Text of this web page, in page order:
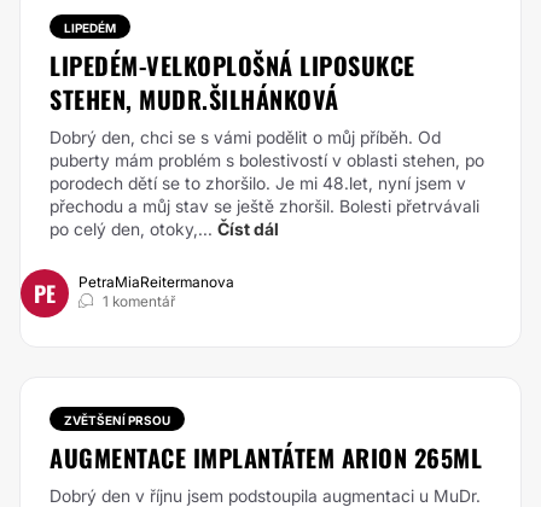
LIPEDÉM
LIPEDÉM-VELKOPLOŠNÁ LIPOSUKCE
STEHEN, MUDR.ŠILHÁNKOVÁ
Dobrý den, chci se s vámi podělit o můj příběh. Od
puberty mám problém s bolestivostí v oblasti stehen, po
porodech dětí se to zhoršilo. Je mi 48.let, nyní jsem v
přechodu a můj stav se ještě zhoršil. Bolesti přetrvávali
po celý den, otoky,... Číst dál
PE
PetraMiaReitermanova
1 komentář
ZVĚTŠENÍ PRSOU
AUGMENTACE IMPLANTÁTEM ARION 265ML
Dobrý den v říjnu jsem podstoupila augmentaci u MuDr.